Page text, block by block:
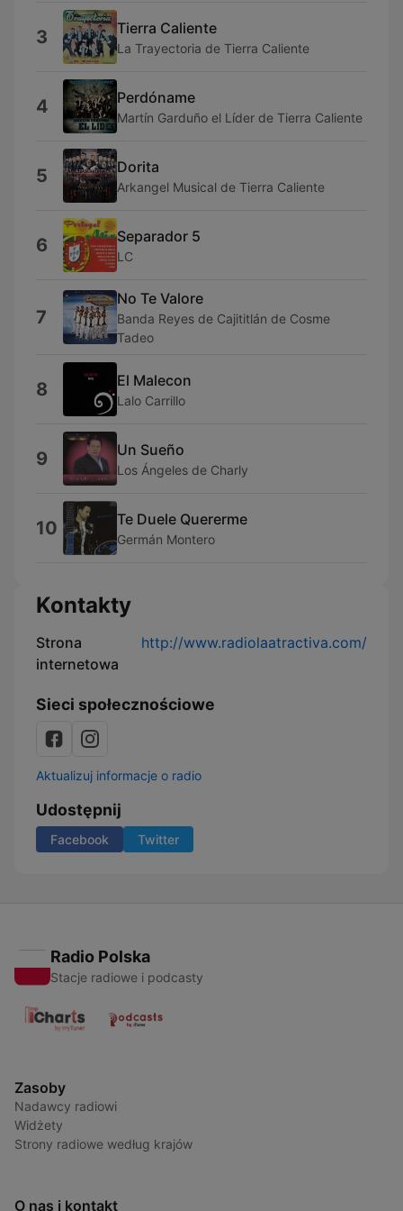
3 Tierra Caliente
La Trayectoria de Tierra Caliente
4 Perdóname
Martín Garduño el Líder de Tierra Caliente
5 Dorita
Arkangel Musical de Tierra Caliente
6 Separador 5
LC
7
No Te Valore
Banda Reyes de Cajititlán de Cosme
Tadeo
8 El Malecon
Lalo Carrillo
9 Un Sueño
Los Ángeles de Charly
10 Te Duele Quererme
Germán Montero
Kontakty
Strona
internetowa
http://www.radiolaatractiva.com/
Sieci społecznościowe
Aktualizuj informacje o radio
Udostępnij
Facebook Twitter
Radio Polska
Stacje radiowe i podcasty
Zasoby
Nadawcy radiowi
Widżety
Strony radiowe według krajów
O nas i kontakt